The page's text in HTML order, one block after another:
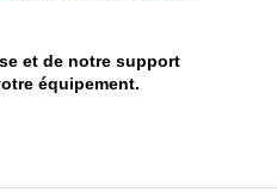
et de notre support
équipement.